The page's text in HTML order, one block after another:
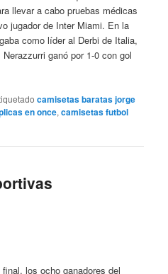
llevar a cabo pruebas médicas
jugador de Inter Miami. En la
como líder al Derbi de Italia,
ganó por 1-0 con gol
camisetas baratas jorge
en once,camisetas futbol
los ocho ganadores del